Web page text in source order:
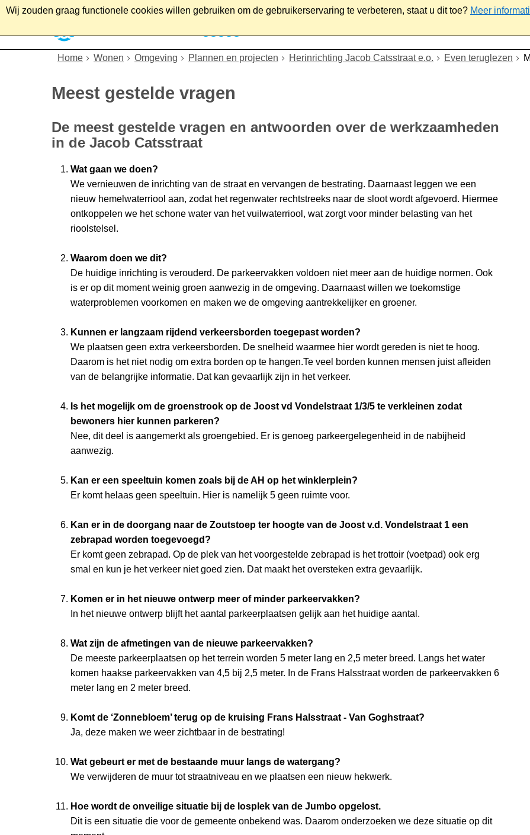
Wij zouden graag functionele cookies willen gebruiken om de gebruikerservaring te verbeteren, staat u dit toe? Meer
Home Wonen Omgeving Plannen en projecten Herinrichting Jacob Catsstraat e.o. Even teruglezen
Meest gestelde vragen
De meest gestelde vragen en antwoorden over de werkzaamheden
in de Jacob Catsstraat
Wat gaan we doen?
We vernieuwen de inrichting van de straat en vervangen de bestrating. Daarnaast leggen we een
nieuw hemelwaterriool aan, zodat het regenwater rechtstreeks naar de sloot wordt afgevoerd. Hiermee
ontkoppelen we het schone water van het vuilwaterriool, wat zorgt voor minder belasting van het
rioolstelsel.
Waarom doen we dit?
De huidige inrichting is verouderd. De parkeervakken voldoen niet meer aan de huidige normen. Ook
is er op dit moment weinig groen aanwezig in de omgeving. Daarnaast willen we toekomstige
waterproblemen voorkomen en maken we de omgeving aantrekkelijker en groener.
Kunnen er langzaam rijdend verkeersborden toegepast worden?
We plaatsen geen extra verkeersborden. De snelheid waarmee hier wordt gereden is niet te hoog.
Daarom is het niet nodig om extra borden op te hangen.Te veel borden kunnen mensen juist afleiden
van de belangrijke informatie. Dat kan gevaarlijk zijn in het verkeer.
Is het mogelijk om de groenstrook op de Joost vd Vondelstraat 1/3/5 te verkleinen zodat
bewoners hier kunnen parkeren?
Nee, dit deel is aangemerkt als groengebied. Er is genoeg parkeergelegenheid in de nabijheid
aanwezig.
Kan er een speeltuin komen zoals bij de AH op het winklerplein?
Er komt helaas geen speeltuin. Hier is namelijk 5 geen ruimte voor.
Kan er in de doorgang naar de Zoutstoep ter hoogte van de Joost v.d. Vondelstraat 1 een
zebrapad worden toegevoegd?
Er komt geen zebrapad. Op de plek van het voorgestelde zebrapad is het trottoir (voetpad) ook erg
smal en kun je het verkeer niet goed zien. Dat maakt het oversteken extra gevaarlijk.
Komen er in het nieuwe ontwerp meer of minder parkeervakken?
In het nieuwe ontwerp blijft het aantal parkeerplaatsen gelijk aan het huidige aantal.
Wat zijn de afmetingen van de nieuwe parkeervakken?
De meeste parkeerplaatsen op het terrein worden 5 meter lang en 2,5 meter breed. Langs het water
komen haakse parkeervakken van 4,5 bij 2,5 meter. In de Frans Halsstraat worden de parkeervakken 6
meter lang en 2 meter breed.
Komt de ‘Zonnebloem’ terug op de kruising Frans Halsstraat - Van Goghstraat?
Ja, deze maken we weer zichtbaar in de bestrating!
Wat gebeurt er met de bestaande muur langs de watergang?
We verwijderen de muur tot straatniveau en we plaatsen een nieuw hekwerk.
Hoe wordt de onveilige situatie bij de losplek van de Jumbo opgelost.
Dit is een situatie die voor de gemeente onbekend was. Daarom onderzoeken we deze situatie op dit